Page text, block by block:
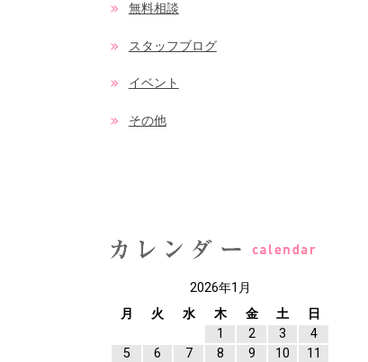
無料相談
スタッフブログ
イベント
その他
2026年1月
月
火 水 木 金 土
日
1
2 3
4
5
6 7 8 9 10
11